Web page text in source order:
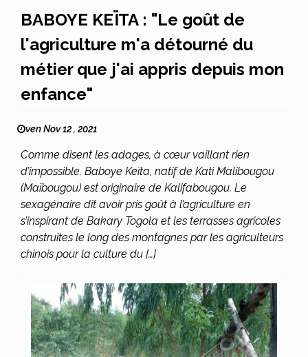
BABOYE KEÏTA : "Le goût de
l'agriculture m'a détourné du
métier que j'ai appris depuis mon
enfance"
ven Nov 12 , 2021
Comme disent les adages, à cœur vaillant rien
d’impossible. Baboye Keïta, natif de Kati Malibougou
(Maïbougou) est originaire de Kalifabougou. Le
sexagénaire dit avoir pris goût à l’agriculture en
s’inspirant de Bakary Togola et les terrasses agricoles
construites le long des montagnes par les agriculteurs
chinois pour la culture du […]